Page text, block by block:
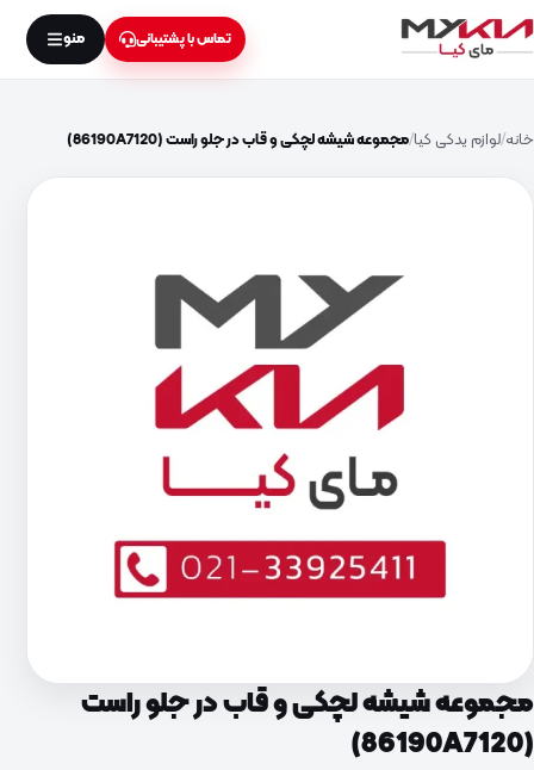
تماس با پشتیبانی منو
خانه لوازم یدکی کیا مجموعه شیشه لچکی و قاب در جلو راست (86190A7120)
مجموعه شیشه لچکی و قاب در جلو راست
(86190A7120)